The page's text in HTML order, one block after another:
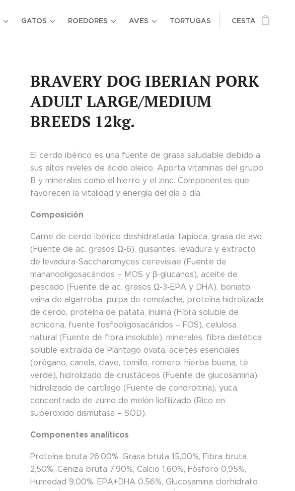
GATOS ROEDORES AVES TORTUGAS CESTA
BRAVERY DOG IBERIAN PORK
ADULT LARGE/MEDIUM
BREEDS 12kg.
El cerdo ibérico es una fuente de grasa saludable debido a
sus altos niveles de ácido oleico. Aporta vitaminas del grupo
B y minerales como el hierro y el zinc. Componentes que
favorecen la vitalidad y energía del día a día.
Composición
Carne de cerdo ibérico deshidratada, tapioca, grasa de ave
(Fuente de ac. grasos Ω-6), guisantes, levadura y extracto
de levadura-Saccharomyces cerevisiae (Fuente de
mananooligosacáridos – MOS y β-glucanos), aceite de
pescado (Fuente de ac. grasos Ω-3-EPA y DHA), boniato,
vaina de algarroba, pulpa de remolacha, proteína hidrolizada
de cerdo, proteína de patata, Inulina (Fibra soluble de
achicoria, fuente fosfooligosacáridos – FOS), celulosa
natural (Fuente de fibra insoluble), minerales, fibra dietética
soluble extraída de Plantago ovata, aceites esenciales
(orégano, canela, clavo, tomillo, romero, hierba buena, té
verde), hidrolizado de crustáceos (Fuente de glucosamina),
hidrolizado de cartílago (Fuente de condroitina), yuca,
concentrado de zumo de melón liofilizado (Rico en
superoxido dismutasa – SOD).
Componentes analíticos
Proteína bruta 26,00%, Grasa bruta 15,00%, Fibra bruta
2,50%, Ceniza bruta 7,90%, Calcio 1,60%, Fósforo 0,95%,
Humedad 9,00%, EPA+DHA 0,56%, Glucosamina clorhidrato